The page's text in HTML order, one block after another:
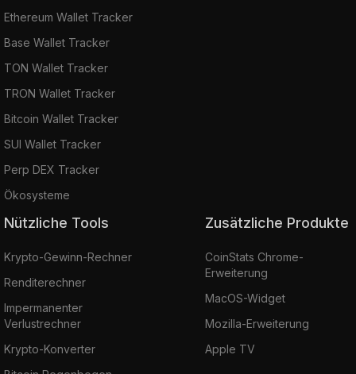
Ethereum Wallet Tracker
Base Wallet Tracker
TON Wallet Tracker
TRON Wallet Tracker
Bitcoin Wallet Tracker
SUI Wallet Tracker
Perp DEX Tracker
Ökosysteme
Nützliche Tools
Krypto-Gewinn-Rechner
Renditerechner
Impermanenter
Verlustrechner
Krypto-Konverter
Zusätzliche Produkte
CoinStats Chrome-
Erweiterung
MacOS-Widget
Mozilla-Erweiterung
Apple TV